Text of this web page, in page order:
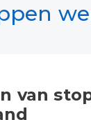
van